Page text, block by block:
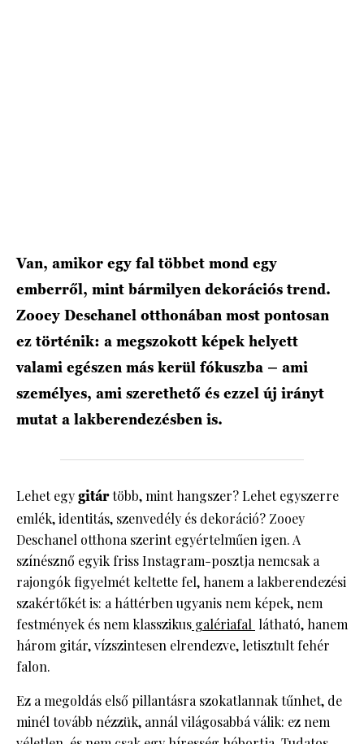
Van, amikor egy fal többet mond egy
emberről, mint bármilyen dekorációs trend.
Zooey Deschanel otthonában most pontosan
ez történik: a megszokott képek helyett
valami egészen más kerül fókuszba – ami
személyes, ami szerethető és ezzel új irányt
mutat a lakberendezésben is.
Lehet egygitártöbb, mint hangszer? Lehet egyszerre
emlék, identitás, szenvedély és dekoráció? Zooey
Deschanel otthona szerint egyértelműen igen. A
színésznő egyik friss Instagram-posztja nemcsak a
rajongók figyelmét keltette fel, hanem a lakberendezési
szakértőkét is: a háttérben ugyanis nem képek, nem
festmények és nem klasszikus galériafal látható, hanem
három gitár, vízszintesen elrendezve, letisztult fehér
falon.
Ez a megoldás első pillantásra szokatlannak tűnhet, de
minél tovább nézzük, annál világosabbá válik: ez nem